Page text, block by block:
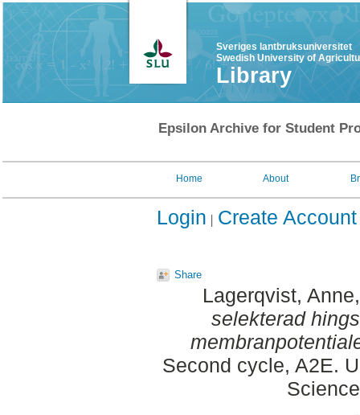
Sveriges lantbruksuniversitet
Swedish University of
Library
Epsilon Archive for Student
Home About
Login Create Account
Share
Lagerqvist, Anne
selekterad
Second cycle, A2E.